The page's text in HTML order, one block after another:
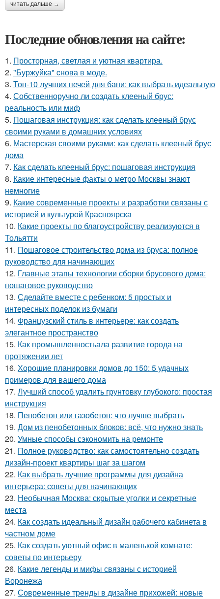
читать дальше →
Последние обновления на сайте:
1. Просторная, светлая и уютная квартира.
2. "Буржуйка" cнова в моде.
3. Топ-10 лучших печей для бани: как выбрать идеальную
4. Собственноручно ли создать клееный брус:
реальность или миф
5. Пошаговая инструкция: как сделать клееный брус
своими руками в домашних условиях
6. Мастерская своими руками: как сделать клееный брус
дома
7. Как сделать клееный брус: пошаговая инструкция
8. Какие интересные факты о метро Москвы знают
немногие
9. Какие современные проекты и разработки связаны с
историей и культурой Красноярска
10. Какие проекты по благоустройству реализуются в
Тольятти
11. Пошаговое строительство дома из бруса: полное
руководство для начинающих
12. Главные этапы технологии сборки брусового дома:
пошаговое руководство
13. Сделайте вместе с ребенком: 5 простых и
интересных поделок из бумаги
14. Французский стиль в интерьере: как создать
элегантное пространство
15. Как промышленностьала развитие города на
протяжении лет
16. Хорошие планировки домов до 150: 5 удачных
примеров для вашего дома
17. Лучший способ удалить грунтовку глубокого: простая
инструкция
18. Пенобетон или газобетон: что лучше выбрать
19. Дом из пенобетонных блоков: всё, что нужно знать
20. Умные способы сэкономить на ремонте
21. Полное руководство: как самостоятельно создать
дизайн-проект квартиры шаг за шагом
22. Как выбрать лучшие программы для дизайна
интерьера: советы для начинающих
23. Необычная Москва: скрытые уголки и секретные
места
24. Как создать идеальный дизайн рабочего кабинета в
частном доме
25. Как создать уютный офис в маленькой комнате:
советы по интерьеру
26. Какие легенды и мифы связаны с историей
Воронежа
27. Современные тренды в дизайне прихожей: новые